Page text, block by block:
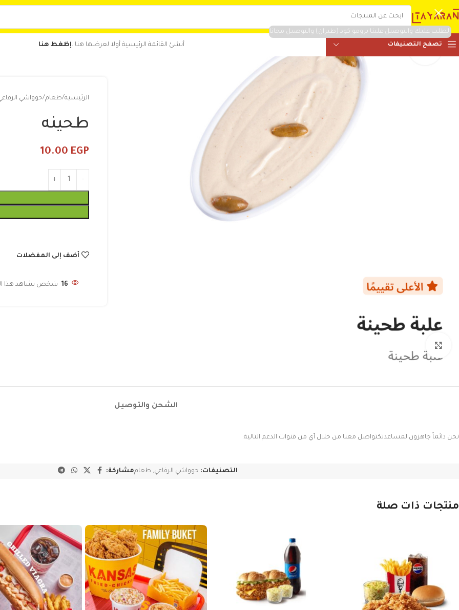
الطلب عليك والتوصيل علينا برومو كود (طيران) والتوصيل مجانا
تصفح التصنيفات أنشئ القائمة الرئيسية أولا لعرضها هنا .إظغط هنا
الرئيسية طعام حوواشي
طحينه
10.00 EGP
أضف إلى المفضلات
16 شخص يشاهد هذا
الشحن والتوصيل
نحن دائماً جاهزون لمساعدتكتواصل معنا من خلال أي من قنوات الدعم التالية:
التصنيفات: حوواشي الرفاعي, طعاممشاركة:
منتجات ذات صلة